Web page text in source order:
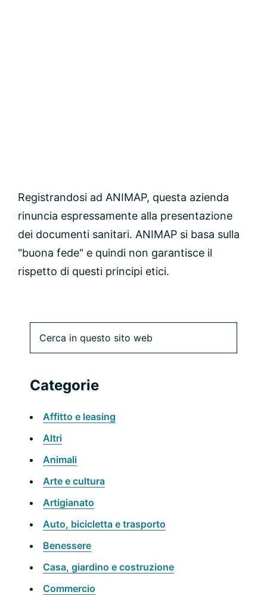
Registrandosi ad ANIMAP, questa azienda
rinuncia espressamente alla presentazione
dei documenti sanitari. ANIMAP si basa sulla
"buona fede" e quindi non garantisce il
rispetto di questi principi etici.
Barra
laterale
primaria
web
Categorie
Affitto e leasing
Altri
Animali
Arte e cultura
Artigianato
Auto, bicicletta e trasporto
Benessere
Casa, giardino e costruzione
Commercio